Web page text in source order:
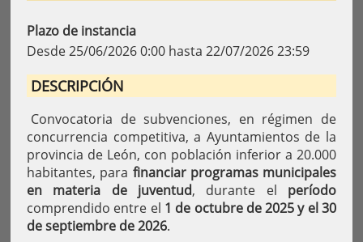
Plazo de instancia
Desde 25/06/2026 0:00 hasta 22/07/2026 23:59
DESCRIPCIÓN
Convocatoria de subvenciones, en régimen de
concurrencia competitiva, a Ayuntamientos de la
provincia de León, con población inferior a 20.000
habitantes, para financiar programas municipales
en materia de juventud, durante el período
comprendido entre el 1 de octubre de 2025 y el 30
de septiembre de 2026.